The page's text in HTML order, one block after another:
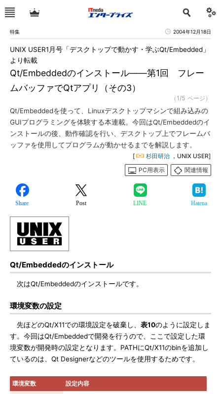
特集 2004年12月18日
Qt/Embeddedのインストール――第1回 フレー
ムバッファでQtアプリ（その3）
UNIX USER1月号「デスクトップで動かす・学ぶQt/Embedded」
より転載
（1/5 ページ）
Qt/Embeddedを使って、Linuxデスクトップマシンで組み込みの
GUIプログラミングを体験する本連載。今回はQt/Embeddedのイ
ンストールの後、動作確認を行い、デスクトップ上でフレームバ
ッファを使用してプログラムが動かせるまでを解説します。
[ 杉田研治 ，UNIX USER]
PC用表示
関連情報
Share Post LINE Hatena
Qt/Embeddedのインストール
次はQt/Embeddedのインストールです。
環境変数の設定
先ほどのQt/X11での環境設定を破棄し、 表10のように設定しま
す。今回はQt/Embeddedで開発を行うので、ここで設定した環
境変数が開発時の設定となります。PATHにQt/X11のbinを追加し
ているのは、Qt Designerなどのツールを使用するためです。
環境変数 設定内容